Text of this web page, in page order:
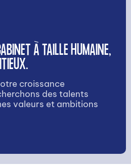
À TAILLE HUMAINE,
croissance
des talents
valeurs et ambitions